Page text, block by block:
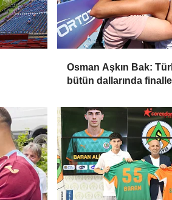
Osman Aşkın Bak:
bütün dallarında